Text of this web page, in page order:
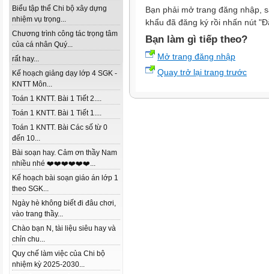
Biểu tập thể Chi bộ xây dựng
nhiệm vụ trọng...
Chương trình công tác trọng tâm
của cá nhân Quý...
rất hay...
Kế hoạch giảng dạy lớp 4 SGK -
KNTT Môn...
Toán 1 KNTT. Bài 1 Tiết 2....
Toán 1 KNTT. Bài 1 Tiết 1....
Toán 1 KNTT. Bài Các số từ 0
đến 10...
Bài soạn hay. Cảm ơn thầy Nam
nhiều nhé ❤️❤️❤️❤️❤️❤️...
Kế hoạch bài soạn giáo án lớp 1
theo SGK...
Ngày hè không biết đi đâu chơi,
vào trang thầy...
Chào bạn N, tài liệu siêu hay và
chỉn chu...
Quy chế làm việc của Chi bộ
nhiệm kỳ 2025-2030...
Bạn phải mở trang đăng nhập,
khẩu đã đăng ký rồi nhấn nút
Bạn làm gì tiếp theo?
Mở trang đăng nhập
Quay trở lại trang trước